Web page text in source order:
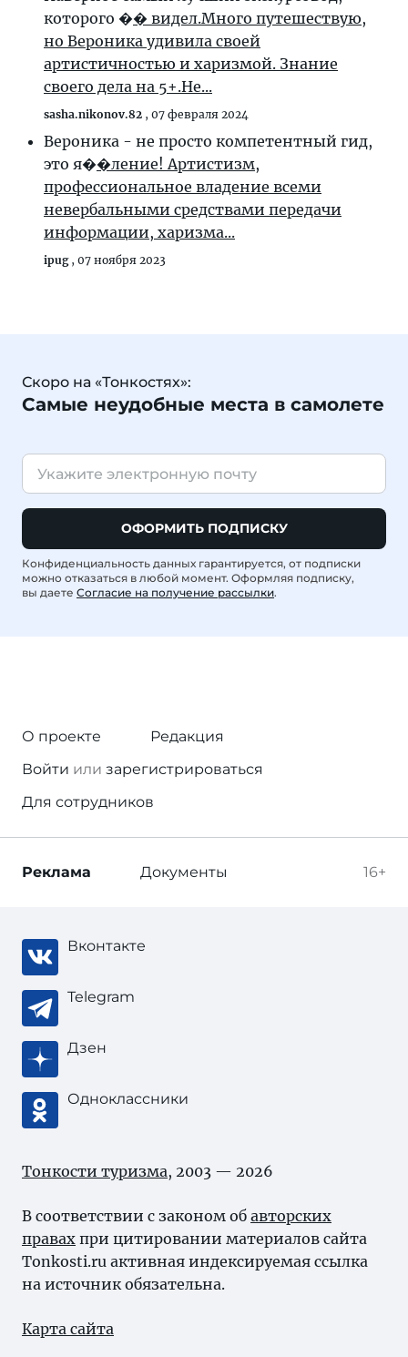
которого �� видел.Много путешествую,
но Вероника удивила своей
артистичностью и харизмой. Знание
своего дела на 5+.Не...
sasha.nikonov.82 , 07 февраля 2024
Вероника - не просто компетентный гид,
это я��ление! Артистизм,
профессиональное владение всеми
невербальными средствами передачи
информации, харизма...
ipug, 07 ноября 2023
Скоро на «Тонкостях»:
Самые неудобные места в самолете
ОФОРМИТЬ ПОДПИСКУ
Конфиденциальность данных гарантируется, от подписки
можно отказаться в любой момент. Оформляя подписку,
вы даете Согласие на получение рассылки.
О проекте
Редакция
Войти или зарегистрироваться
Для сотрудников
16+
Реклама Документы
Вконтакте
Telegram
Дзен
Одноклассники
Тонкости туризма, 2003 — 2026
В соответствии с законом об авторских
правах при цитировании материалов сайта
Tonkosti.ru активная индексируемая ссылка
на источник обязательна.
Карта сайта